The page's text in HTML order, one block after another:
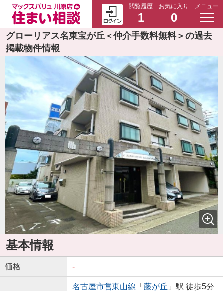
閲覧履歴
1
お気に入り
0
メニュー
グローリアス名東宝が丘＜仲介手数料無料＞の過去
掲載物件情報
基本情報
価格 -
名古屋市営東山線 「 藤が丘 」駅 徒歩5分